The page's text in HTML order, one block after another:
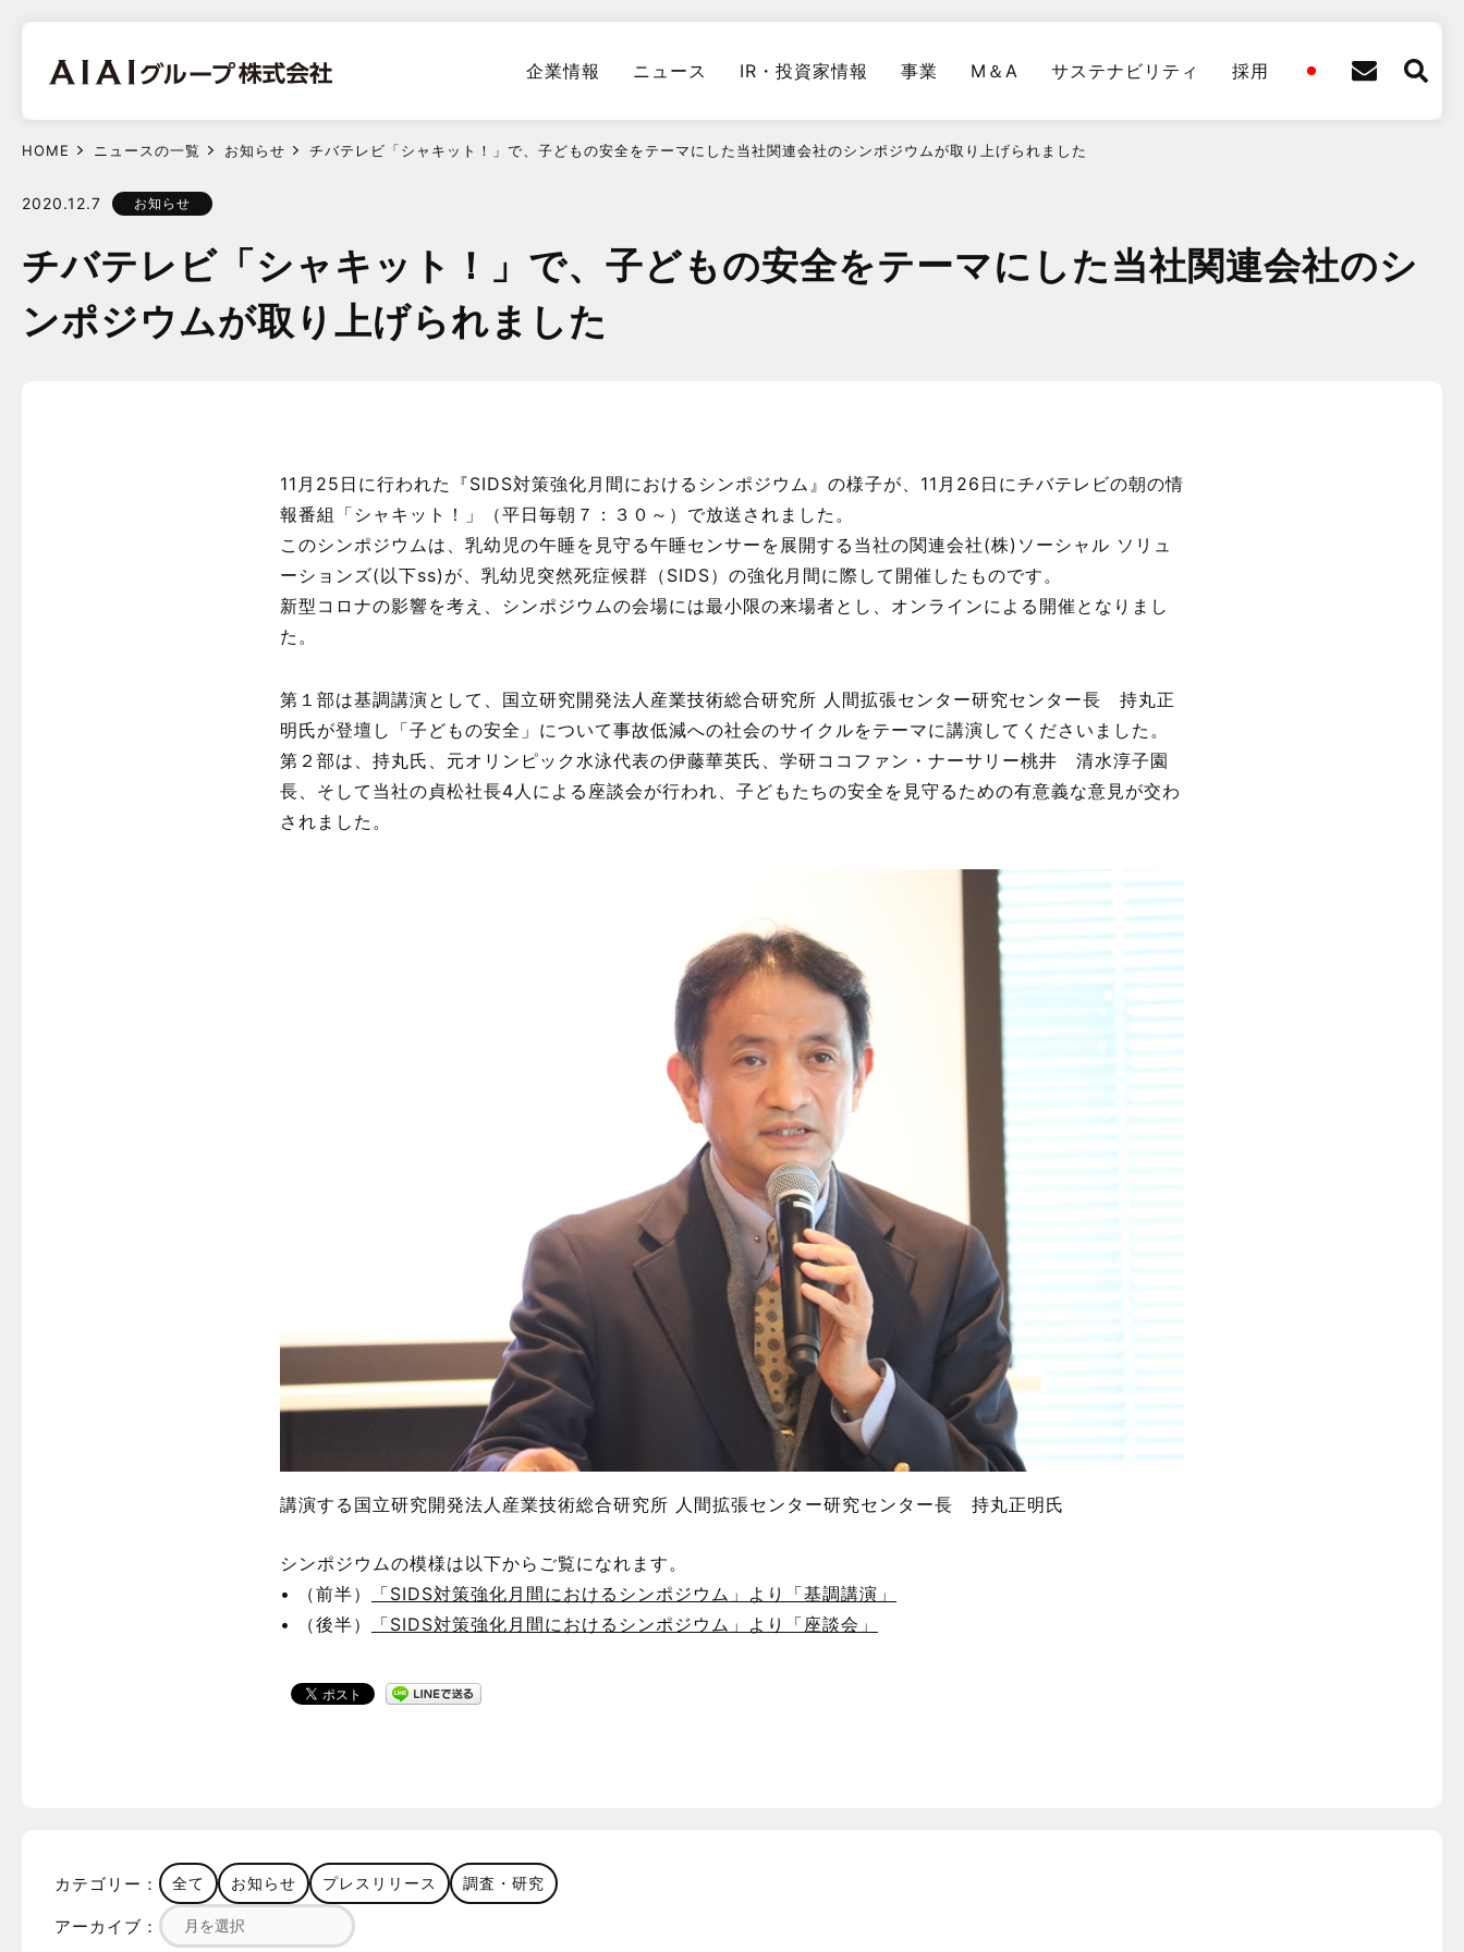
企業情報 ニュース IR・投資家情報 事業 M＆A サステナビリティ 採用
HOME ニュースの一覧 お知らせ チバテレビ「シャキット！」で、子どもの安全をテーマにした当社関連会社のシンポジウムが取り上げられました
2020.12.7 お知らせ
チバテレビ「シャキット！」で、子どもの安全をテーマにした当社関連会社のシ
ンポジウムが取り上げられました
11月25日に行われた『SIDS対策強化月間におけるシンポジウム』の様子が、11月26日にチバテレビの朝の情
報番組「シャキット！」（平日毎朝７：３０～）で放送されました。
このシンポジウムは、乳幼児の午睡を見守る午睡センサーを展開する当社の関連会社(株)ソーシャル ソリュ
ーションズ(以下ss)が、乳幼児突然死症候群（SIDS）の強化月間に際して開催したものです。
新型コロナの影響を考え、シンポジウムの会場には最小限の来場者とし、オンラインによる開催となりまし
た。
第１部は基調講演として、国立研究開発法人産業技術総合研究所 人間拡張センター研究センター長 持丸正
明氏が登壇し「子どもの安全」について事故低減への社会のサイクルをテーマに講演してくださいました。
第２部は、持丸氏、元オリンピック水泳代表の伊藤華英氏、学研ココファン・ナーサリー桃井 清水淳子園
長、そして当社の貞松社長4人による座談会が行われ、子どもたちの安全を見守るための有意義な意見が交わ
されました。
講演する国立研究開発法人産業技術総合研究所 人間拡張センター研究センター長 持丸正明氏
シンポジウムの模様は以下からご覧になれます。
• （前半）
「SIDS対策強化月間におけるシンポジウム」より「基調講演」
• （後半）
「SIDS対策強化月間におけるシンポジウム」より「座談会」
カテゴリー： 全て お知らせ プレスリリース 調査・研究
アーカイブ：